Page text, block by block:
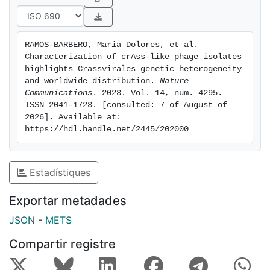
the Crassvirales group should be selected as human
fecal marker.
RAMOS-BARBERO, Maria Dolores, et al.
Characterization of crAss-like phage isolates
highlights Crassvirales genetic heterogeneity
and worldwide distribution. Nature
Communications . 2023. Vol. 14, num. 4295.
ISSN 2041-1723. [consulted: 7 of August of
2026]. Available at:
https://hdl.handle.net/2445/202000
Estadístiques
Exportar metadades
JSON - METS
Compartir registre